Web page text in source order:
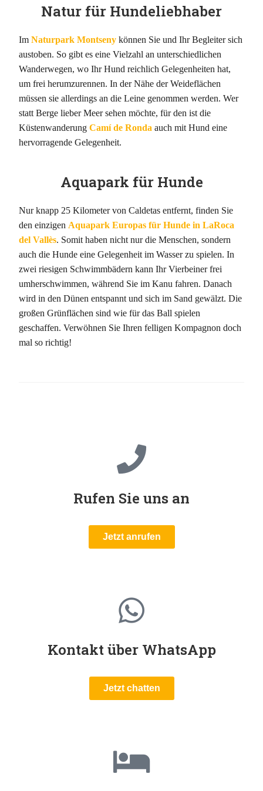
Natur für Hundeliebhaber
ImNaturpark Montseny können Sie und Ihr Begleiter sich
austoben. So gibt es eine Vielzahl an unterschiedlichen
Wanderwegen, wo Ihr Hund reichlich Gelegenheiten hat,
um frei herumzurennen. In der Nähe der Weideflächen
müssen sie allerdings an die Leine genommen werden. Wer
statt Berge lieber Meer sehen möchte, für den ist die
KüstenwanderungCamí de Ronda auch mit Hund eine
hervorragende Gelegenheit.
Aquapark für Hunde
Nur knapp 25 Kilometer von Caldetas entfernt, finden Sie
den einzigen Aquapark Europas für Hunde in LaRoca
del Vallès. Somit haben nicht nur die Menschen, sondern
auch die Hunde eine Gelegenheit im Wasser zu spielen. In
zwei riesigen Schwimmbädern kann Ihr Vierbeiner frei
umherschwimmen, während Sie im Kanu fahren. Danach
wird in den Dünen entspannt und sich im Sand gewälzt. Die
großen Grünflächen sind wie für das Ball spielen
geschaffen. Verwöhnen Sie Ihren felligen Kompagnon doch
mal so richtig!
Rufen Sie uns an
Jetzt anrufen
Kontakt über WhatsApp
Jetzt chatten